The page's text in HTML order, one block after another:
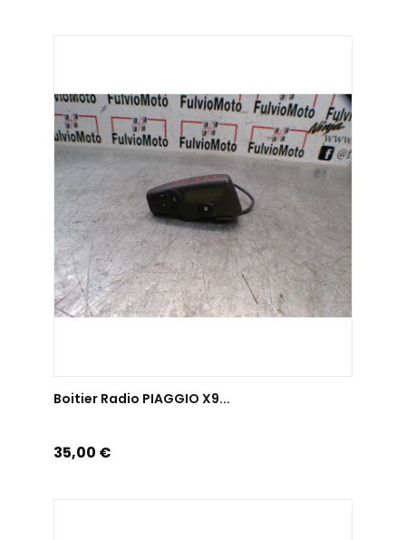
Boitier Radio PIAGGIO X9...
Prix
35,00 €